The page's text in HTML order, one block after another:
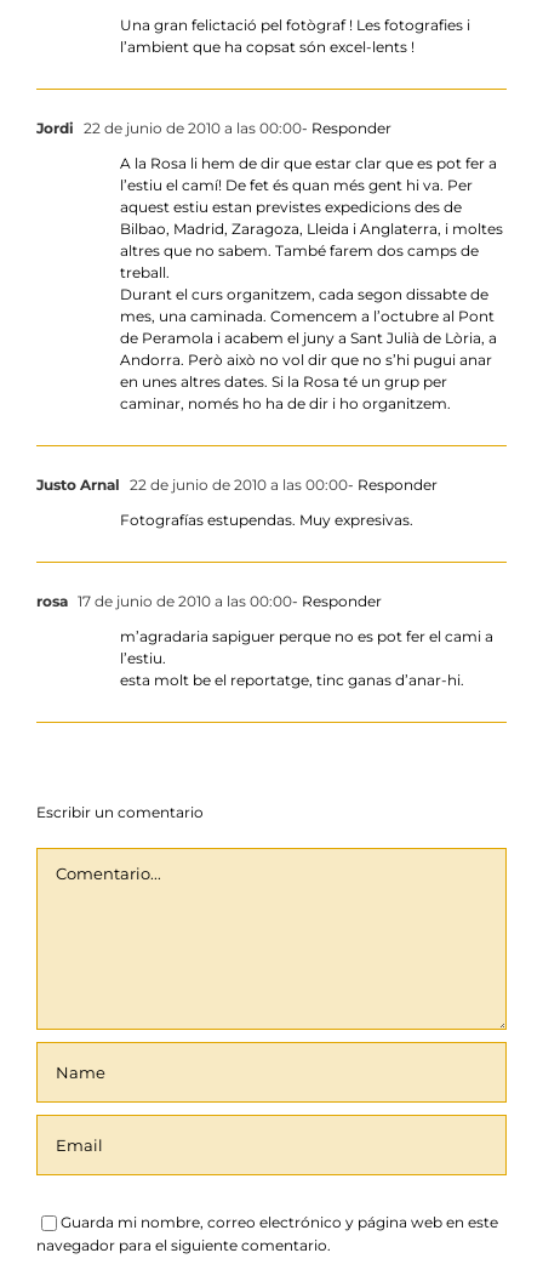
Una gran felictació pel fotògraf ! Les fotografies i
l’ambient que ha copsat són excel-lents !
Jordi 22 de junio de 2010 a las 00:00- Responder
A la Rosa li hem de dir que estar clar que es pot fer a
l’estiu el camí! De fet és quan més gent hi va. Per
aquest estiu estan previstes expedicions des de
Bilbao, Madrid, Zaragoza, Lleida i Anglaterra, i moltes
altres que no sabem. També farem dos camps de
treball.
Durant el curs organitzem, cada segon dissabte de
mes, una caminada. Comencem a l’octubre al Pont
de Peramola i acabem el juny a Sant Julià de Lòria, a
Andorra. Però això no vol dir que no s’hi pugui anar
en unes altres dates. Si la Rosa té un grup per
caminar, només ho ha de dir i ho organitzem.
Justo Arnal 22 de junio de 2010 a las 00:00- Responder
Fotografías estupendas. Muy expresivas.
rosa 17 de junio de 2010 a las 00:00- Responder
m’agradaria sapiguer perque no es pot fer el cami a
l’estiu.
esta molt be el reportatge, tinc ganas d’anar-hi.
Escribir un comentario
Guarda mi nombre, correo electrónico y página web en este
navegador para el siguiente comentario.